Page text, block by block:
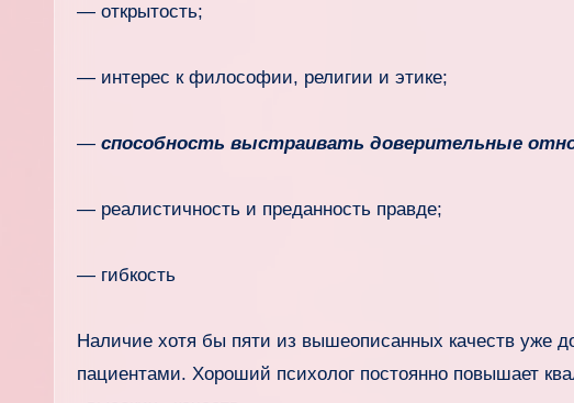
— открытость;
— интерес к философии, религии и этике;
— способность выстраивать доверительные
— реалистичность и преданность правде;
— гибкость
Наличие хотя бы пяти из вышеописанных качеств уже
пациентами. Хороший психолог постоянно повышает